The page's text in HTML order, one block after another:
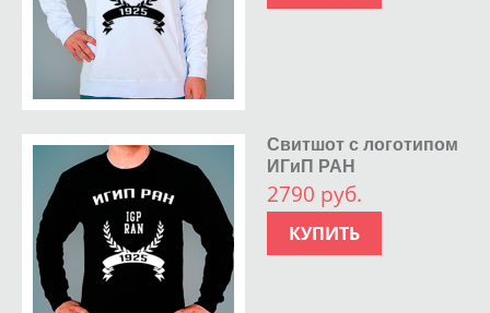
Свитшот с логотипом
ИГиП РАН
2790 руб.
КУПИТЬ